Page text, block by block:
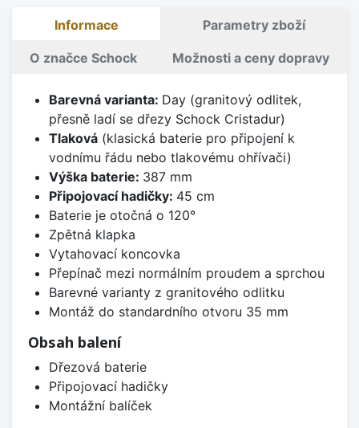
Informace Parametry zboží
O značce Schock Možnosti a ceny dopravy
Barevná varianta: Day (granitový odlitek,
přesně ladí se dřezy Schock Cristadur)
Tlaková(klasická baterie pro připojení k
vodnímu řádu nebo tlakovému ohřívači)
Výška baterie: 387 mm
Připojovací hadičky: 45 cm
Baterie je otočná o 120°
Zpětná klapka
Vytahovací koncovka
Přepínač mezi normálním proudem a sprchou
Barevné varianty z granitového odlitku
Montáž do standardního otvoru 35 mm
Obsah balení
Dřezová baterie
Připojovací hadičky
Montážní balíček